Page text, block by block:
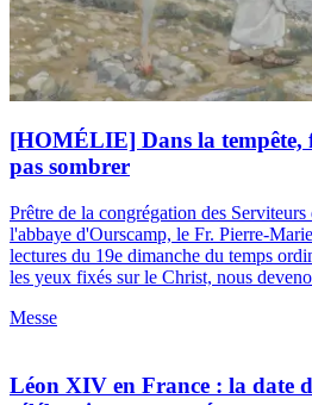
[HOMÉLIE] Dans la tempête,
pas sombrer
Prêtre de la congrégation des Serviteurs
l'abbaye d'Ourscamp, le Fr. Pierre-
lectures du 19e dimanche du temps
les yeux fixés sur le Christ, nous
Messe
Léon XIV en France : la date